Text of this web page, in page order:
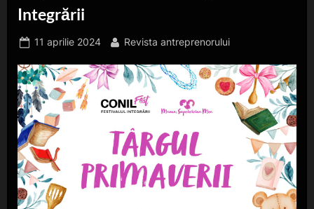
Integrării
Posted
11 aprilie 2024 By
Revista antreprenorului